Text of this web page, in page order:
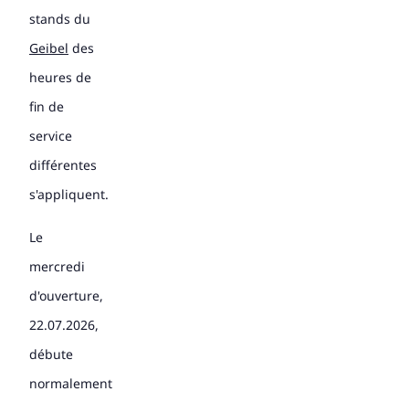
stands du
Geibel des
heures de
fin de
service
différentes
s'appliquent.
Le
mercredi
d'ouverture,
22.07.2026,
débute
normalement